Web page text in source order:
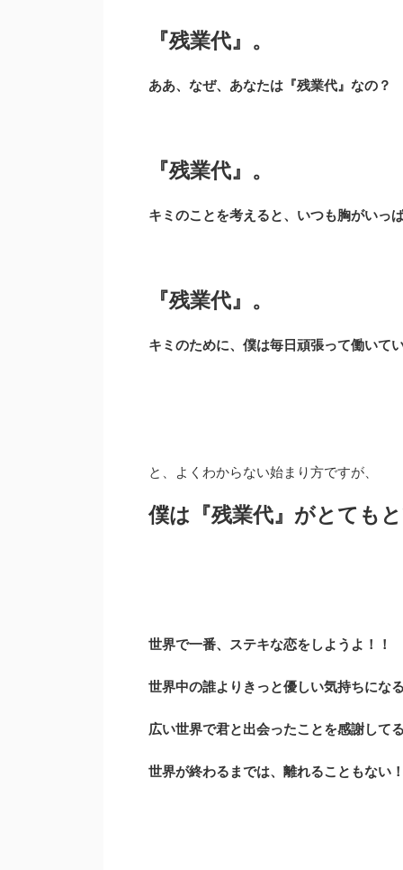
『残業代』。
ああ、なぜ、あなたは『残業代』なの？
『残業代』。
キミのことを考えると、いつも胸がいっぱ
『残業代』。
キミのために、僕は毎日頑張って働いて
と、よくわからない始まり方ですが、
僕は『残業代』がとても
世界で一番、ステキな恋をしようよ！！
世界中の誰よりきっと優しい気持ちにな
広い世界で君と出会ったことを感謝して
世界が終わるまでは、離れることもない！